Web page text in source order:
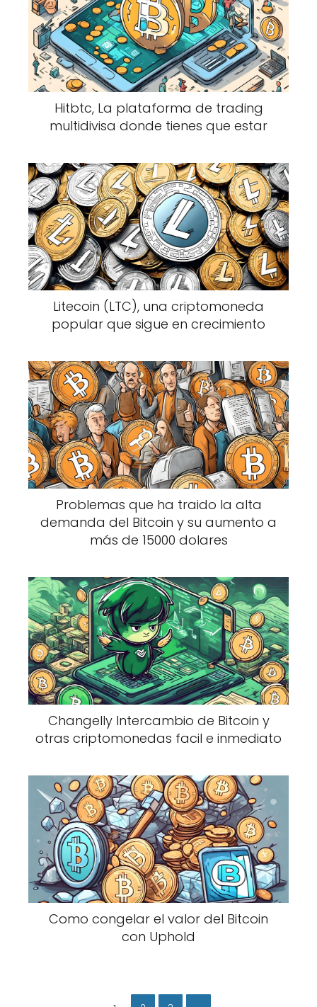
Hitbtc, La plataforma de trading
multidivisa donde tienes que estar
Litecoin (LTC), una criptomoneda
popular que sigue en crecimiento
Problemas que ha traido la alta
demanda del Bitcoin y su aumento a
más de 15000 dolares
Changelly Intercambio de Bitcoin y
otras criptomonedas facil e inmediato
Como congelar el valor del Bitcoin
con Uphold